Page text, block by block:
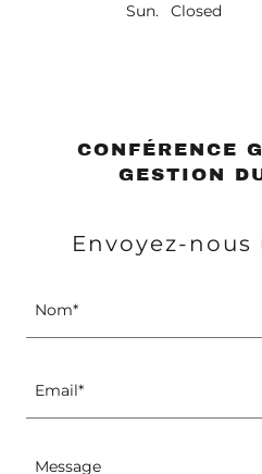
Sun.
Closed
CONFÉRENCE
GESTION
Envoyez-
Nom*
Email*